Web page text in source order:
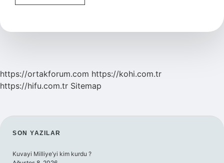
Beşeri
https://ortakforum.com https://kohi.com.tr
https://hifu.com.tr Sitemap
SIDEBAR
SON YAZILAR
Kuvayi Milliye’yi kim kurdu ?